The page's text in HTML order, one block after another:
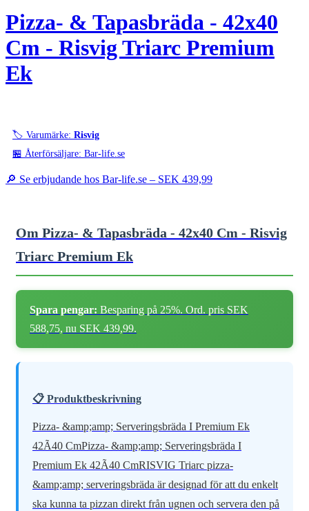
Pizza- & Tapasbräda - 42x40
Cm - Risvig Triarc Premium
Ek
🏷️ Varumärke: Risvig
🏪 Återförsäljare: Bar-life.se
🔎 Se erbjudande hos Bar-life.se – SEK 439,99
Om Pizza- & Tapasbräda - 42x40 Cm - Risvig
Triarc Premium Ek
Spara pengar: Besparing på 25%. Ord. pris SEK
588,75, nu SEK 439,99.
📋 Produktbeskrivning
Pizza- &amp;amp; Serveringsbräda I Premium Ek
42Ã40 CmPizza- &amp;amp; Serveringsbräda I
Premium Ek 42Ã40 CmRISVIG Triarc pizza-
&amp;amp; serveringsbräda är designad för att du enkelt
ska kunna ta pizzan direkt från ugnen och servera den på